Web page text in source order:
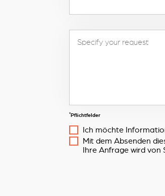
*Pflichtfelder
Ich möchte
Mit dem Absenden
Ihre Anfrage wird